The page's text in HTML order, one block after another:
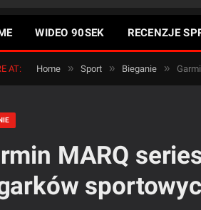
WIDEO 90SEK RECENZJE
AT: Home » Sport » Bieganie »
MARQ